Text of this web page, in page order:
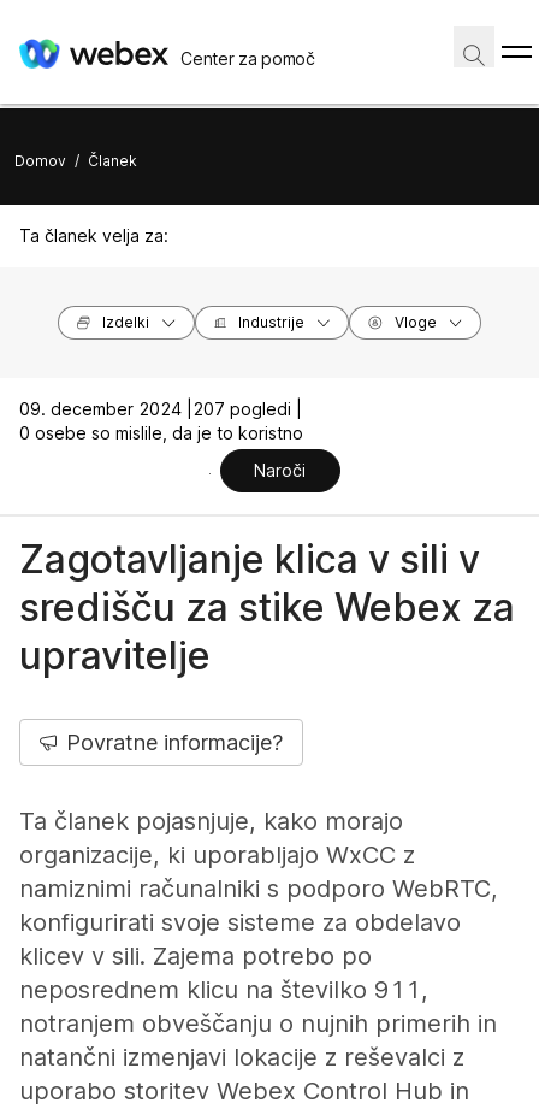
Center za pomoč
Domov / Članek
Ta članek velja za:
Izdelki Industrije Vloge
09. december 2024 |
207 pogledi |
0 osebe so mislile, da je to koristno
Naroči
Zagotavljanje klica v sili v
središču za stike Webex za
upravitelje
Povratne informacije?
Ta članek pojasnjuje, kako morajo
organizacije, ki uporabljajo WxCC z
namiznimi računalniki s podporo WebRTC,
konfigurirati svoje sisteme za obdelavo
klicev v sili. Zajema potrebo po
neposrednem klicu na številko 911,
notranjem obveščanju o nujnih primerih in
natančni izmenjavi lokacije z reševalci z
uporabo storitev Webex Control Hub in